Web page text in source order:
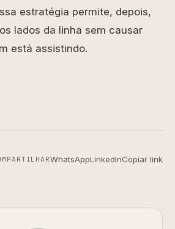
estratégia permite, depois,
lados da linha sem causar
está assistindo.
WhatsAppLinkedInCopiar link